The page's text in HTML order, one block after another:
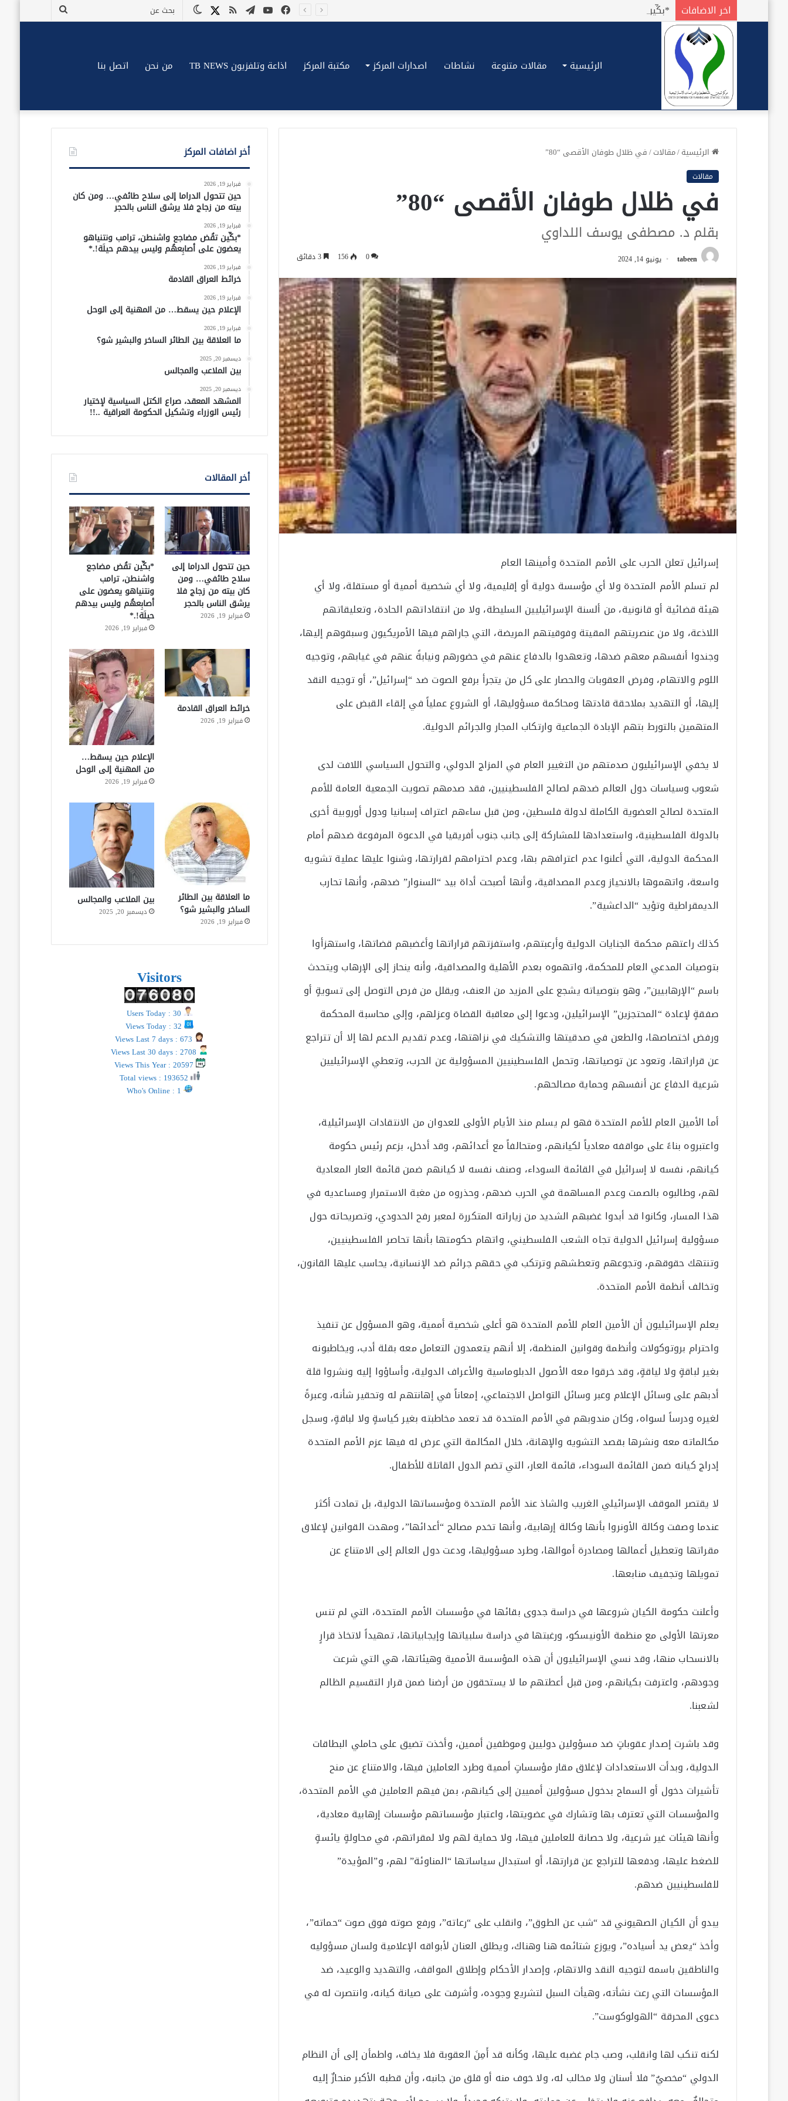
اخر الاضافات
بحث
الوضع X ملخص
تيلقراميوتيوب
فيسبوك
الرئيسية مقالات متنوعة نشاطات اصدارات المركز مكتبة المركز اذاعة وتلفزيون TB NEWS من نحن اتصل بنا
الرئيسية/مقالات/في ظلال طوفان الأقصى “80”
مقالات
في ظلال طوفان الأقصى “80”
بقلم د. مصطفى يوسف اللداوي
tabeen يونيو 14, 2024 0
156 3 دقائق
إسرائيل تعلن الحرب على الأمم المتحدة وأمينها العام
لم تسلم الأمم المتحدة ولا أي مؤسسة دولية أو إقليمية، ولا أي شخصية أممية أو مستقلة، ولا أي
هيئة قضائية أو قانونية، من ألسنة الإسرائيليين السليطة، ولا من انتقاداتهم الحادة، وتعليقاتهم
اللاذعة، ولا من عنصريتهم المقيتة وفوقيتهم المريضة، التي جاراهم فيها الأمريكيون وسبقوهم إليها،
وجندوا أنفسهم معهم ضدها، وتعهدوا بالدفاع عنهم في حضورهم ونيابةً عنهم في غيابهم، وتوجيه
اللوم والاتهام، وفرض العقوبات والحصار على كل من يتجرأ برفع الصوت ضد “إسرائيل”، أو توجيه النقد
إليها، أو التهديد بملاحقة قادتها ومحاكمة مسؤوليها، أو الشروع عملياً في إلقاء القبض على
المتهمين بالتورط بتهم الإبادة الجماعية وارتكاب المجار والجرائم الدولية.
لا يخفي الإسرائيليون صدمتهم من التغيير العام في المزاج الدولي، والتحول السياسي اللافت لدى
شعوب وسياسات دول العالم ضدهم لصالح الفلسطينيين، فقد صدمهم تصويت الجمعية العامة للأمم
المتحدة لصالح العضوية الكاملة لدولة فلسطين، ومن قبل ساءهم اعتراف إسبانيا ودول أوروبية أخرى
بالدولة الفلسطينية، واستعدادها للمشاركة إلى جانب جنوب أفريقيا في الدعوة المرفوعة ضدهم أمام
المحكمة الدولية، التي أعلنوا عدم اعترافهم بها، وعدم احترامهم لقرارتها، وشنوا عليها عملية تشويه
واسعة، واتهموها بالانحياز وعدم المصداقية، وأنها أصبحت أداة بيد “السنوار” ضدهم، وأنها تحارب
الديمقراطية وتؤيد “الداعشية”.
كذلك راعتهم محكمة الجنايات الدولية وأرعبتهم، واستفزتهم قراراتها وأغضبهم قضاتها، واستهزأوا
بتوصيات المدعي العام للمحكمة، واتهموه بعدم الأهلية والمصداقية، وأنه ينحاز إلى الإرهاب ويتحدث
باسم “الإرهابيين”، وهو بتوصياته يشجع على المزيد من العنف، ويقلل من فرص التوصل إلى تسويةٍ أو
صفقةٍ لإعادة “المحتجزين” الإسرائيلين، ودعوا إلى معاقبة القضاة وعزلهم، وإلى محاسبة المحكمة
ورفض اختصاصها، والطعن في صدقيتها والتشكيك في نزاهتها، وعدم تقديم الدعم لها إلا أن تتراجع
عن قراراتها، وتعود عن توصياتها، وتحمل الفلسطينيين المسؤولية عن الحرب، وتعطي الإسرائيليين
شرعية الدفاع عن أنفسهم وحماية مصالحهم.
أما الأمين العام للأمم المتحدة فهو لم يسلم منذ الأيام الأولى للعدوان من الانتقادات الإسرائيلية،
واعتبروه بناءً على مواقفه معادياً لكيانهم، ومتحالفاً مع أعدائهم، وقد أدخل، بزعم رئيس حكومة
كيانهم، نفسه لا إسرائيل في القائمة السوداء، وصنف نفسه لا كيانهم ضمن قائمة العار المعادية
لهم، وطالبوه بالصمت وعدم المساهمة في الحرب ضدهم، وحذروه من مغبة الاستمرار ومساعديه في
هذا المسار، وكانوا قد أبدوا غضبهم الشديد من زياراته المتكررة لمعبر رفح الحدودي، وتصريحاته حول
مسؤولية إسرائيل الدولية تجاه الشعب الفلسطيني، واتهام حكومتها بأنها تحاصر الفلسطينيين،
وتنتهك حقوقهم، وتجوعهم وتعطشهم وترتكب في حقهم جرائم ضد الإنسانية، يحاسب عليها القانون،
وتخالف أنظمة الأمم المتحدة.
يعلم الإسرائيليون أن الأمين العام للأمم المتحدة هو أعلى شخصية أممية، وهو المسؤول عن تنفيذ
واحترام بروتوكولات وأنظمة وقوانين المنظمة، إلا أنهم يتعمدون التعامل معه بقلة أدب، ويخاطبونه
بغير لباقةٍ ولا لياقةٍ، وقد خرقوا معه الأصول الدبلوماسية والأعراف الدولية، وأساؤوا إليه ونشروا قلة
أدبهم على وسائل الإعلام وعبر وسائل التواصل الاجتماعي، إمعاناً في إهانتهم له وتحقير شأنه، وعبرةً
لغيره ودرساً لسواه، وكان مندوبهم في الأمم المتحدة قد تعمد مخاطبته بغير كياسةٍ ولا لباقةٍ، وسجل
مكالماته معه ونشرها بقصد التشويه والإهانة، خلال المكالمة التي عرض له فيها عزم الأمم المتحدة
إدراج كيانه ضمن القائمة السوداء، قائمة العار، التي تضم الدول القاتلة للأطفال.
لا يقتصر الموقف الإسرائيلي الغريب والشاذ عند الأمم المتحدة ومؤسساتها الدولية، بل تمادت أكثر
عندما وصفت وكالة الأونروا بأنها وكالة إرهابية، وأنها تخدم مصالح “أعدائها”، ومهدت القوانين لإغلاق
مقراتها وتعطيل أعمالها ومصادرة أموالها، وطرد مسؤوليها، ودعت دول العالم إلى الامتناع عن
تمويلها وتجفيف منابعها.
وأعلنت حكومة الكيان شروعها في دراسة جدوى بقائها في مؤسسات الأمم المتحدة، التي لم تنس
معرتها الأولى مع منظمة الأونيسكو، ورغبتها في دراسة سلبياتها وإيجابياتها، تمهيداً لاتخاذ قرارٍ
بالانسحاب منها، وقد نسي الإسرائيليون أن هذه المؤسسة الأممية وهيئاتها، هي التي شرعت
وجودهم، واعترفت بكيانهم، ومن قبل أعطتهم ما لا يستحقون من أرضنا ضمن قرار التقسيم الظالم
لشعبنا.
وقد باشرت إصدار عقوباتٍ ضد مسؤولين دوليين وموظفين أممين، وأخذت تضيق على حاملي البطاقات
الدولية، وبدأت الاستعدادات لإغلاق مقار مؤسساتٍ أممية وطرد العاملين فيها، والامتناع عن منح
تأشيرات دخول أو السماح بدخول مسؤولين أمميين إلى كيانهم، بمن فيهم العاملين في الأمم المتحدة،
والمؤسسات التي تعترف بها وتشارك في عضويتها، واعتبار مؤسساتهم مؤسسات إرهابية معادية،
وأنها هيئات غير شرعية، ولا حصانة للعاملين فيها، ولا حماية لهم ولا لمقراتهم، في محاولةٍ يائسةٍ
للضغط عليها، ودفعها للتراجع عن قرارتها، أو استبدال سياساتها “المناوئة” لهم، و”المؤيدة”
للفلسطينيين ضدهم.
يبدو أن الكيان الصهيوني قد “شب عن الطوق”، وانقلب على “رعاته”، ورفع صوته فوق صوت “حماته”،
وأخذ “يعض يد أسياده”، ويوزع شتائمه هنا وهناك، ويطلق العنان لأبواقه الإعلامية ولسان مسؤوليه
والناطقين باسمه لتوجيه النقد والاتهام، وإصدار الأحكام وإطلاق المواقف، والتهديد والوعيد، ضد
المؤسسات التي رعت نشأته، وهيأت السبل لتشريع وجوده، وأشرفت على صيانة كيانه، وانتصرت له في
دعوى المحرقة “الهولوكوست”.
لكنه تنكب لها وانقلب، وصب جام غضبه عليها، وكأنه قد أَمِنَ العقوبة فلا يخاف، واطمأن إلى أن النظام
الدولي “مخصيٌ” فلا أسنان ولا مخالب له، ولا خوف منه أو قلق من جانبه، وأن قطبه الأكبر منحازٌ إليه
أخر اضافات المركز
فبراير 19, 2026
حين تتحول الدراما إلى سلاح طائفي… ومن كان
بيته من زجاج فلا يرشق الناس بالحجر
فبراير 19, 2026
*بكِّين تقُض مضاجع واشنطن، ترامب ونتنياهو
يعضون على أصابِعهُم وليس بيدهم حيلَة!.*
فبراير 19, 2026
خرائط العراق القادمة
فبراير 19, 2026
الإعلام حين يسقط… من المهنية إلى الوحل
فبراير 19, 2026
ما العلاقة بين الطائر الساخر والبشير شو؟
ديسمبر 20, 2025
بين الملاعب والمجالس
ديسمبر 20, 2025
المشهد المعقد، صراع الكتل السياسية لإختيار
رئيس الوزراء وتشكيل الحكومة العراقية ..!!
أخر المقالات
حين تتحول الدراما إلى
سلاح طائفي… ومن
كان بيته من زجاج فلا
يرشق الناس بالحجر
فبراير 19, 2026
*بكِّين تقُض مضاجع
واشنطن، ترامب
ونتنياهو يعضون على
أصابِعهُم وليس بيدهم
حيلَة!.*
فبراير 19, 2026
خرائط العراق القادمة
فبراير 19, 2026
الإعلام حين يسقط…
من المهنية إلى الوحل
فبراير 19, 2026
ما العلاقة بين الطائر
الساخر والبشير شو؟
فبراير 19, 2026
بين الملاعب والمجالس
ديسمبر 20, 2025
Visitors